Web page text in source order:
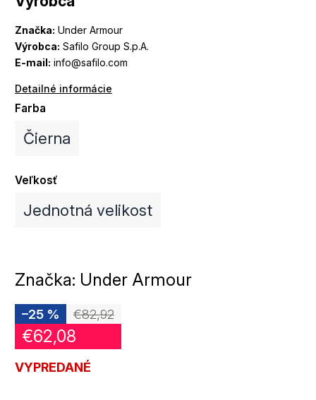
Značka: Under Armour
Výrobca: Safilo Group S.p.A.
E-mail: info@safilo.com
Detailné informácie
Farba
Čierna
Veľkosť
Jednotná velikost
Značka: Under Armour
€82,92
–25 %
€62,08
VYPREDANÉ